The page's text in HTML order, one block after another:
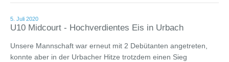
5. Juli 2020
U10 Midcourt - Hochverdientes Eis in Urbach
Unsere Mannschaft war erneut mit 2 Debütanten angetreten,
konnte aber in der Urbacher Hitze trotzdem einen Sieg